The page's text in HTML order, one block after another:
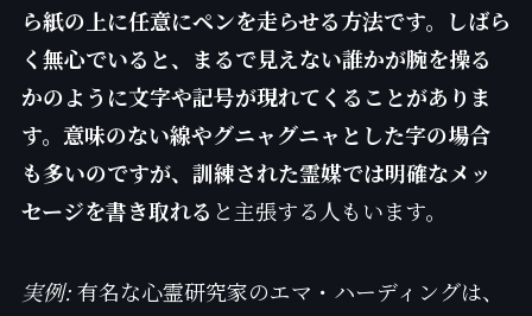
ら紙の上に任意にペンを走らせる方法です。しばら
く無心でいると、まるで見えない誰かが腕を操る
かのように文字や記号が現れてくることがありま
す。意味のない線やグニャグニャとした字の場合
も多いのですが、訓練された霊媒では明確なメッ
セージを書き取れる と主張する人もいます。
実例:有名な心霊研究家のエマ・ハーディングは、